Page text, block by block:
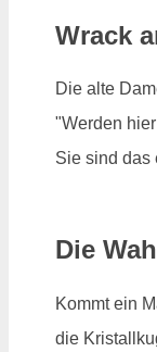
Wrack
Die alte
"Werden
Sie sind das
Die
Kommt ein
die